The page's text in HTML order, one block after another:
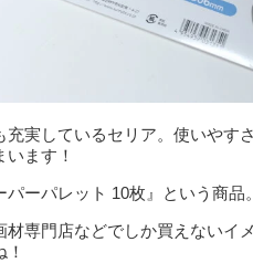
実しているセリア。使いやす
ます！
ーパレット 10枚』という商品
材専門店などでしか買えないイ